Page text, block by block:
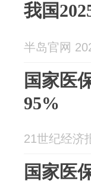
我国
半岛官网
国家医
95%
21世纪经济
国家医